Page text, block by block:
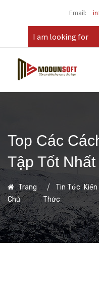
Email:
Top Các
Tập Tốt Nhất
Trang
Chủ
Tin Tức,Kiến
Thức